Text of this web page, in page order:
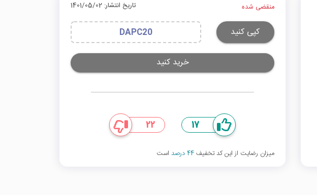
منقضی شده تاریخ انتشار: 1401/05/02
کپی کنید DAPC20
خرید کنید
17
22
میزان رضایت از این کد تخفیف44 درصد است